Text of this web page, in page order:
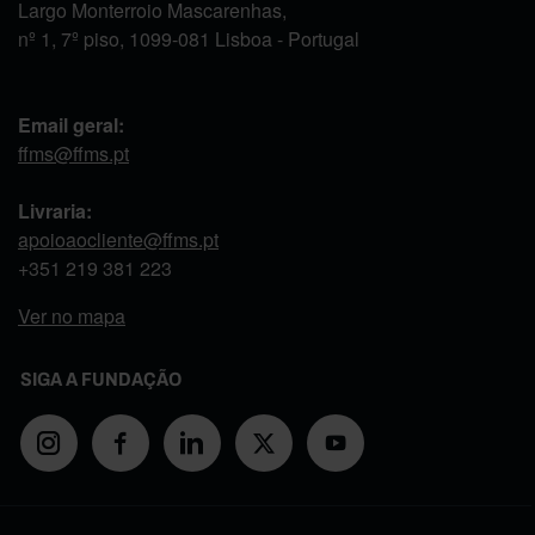
Largo Monterroio Mascarenhas,
nº 1, 7º piso, 1099-081 Lisboa - Portugal
Email geral:
ffms@ffms.pt
Livraria:
apoioaocliente@ffms.pt
+351 219 381 223
Ver no mapa
SIGA A FUNDAÇÃO